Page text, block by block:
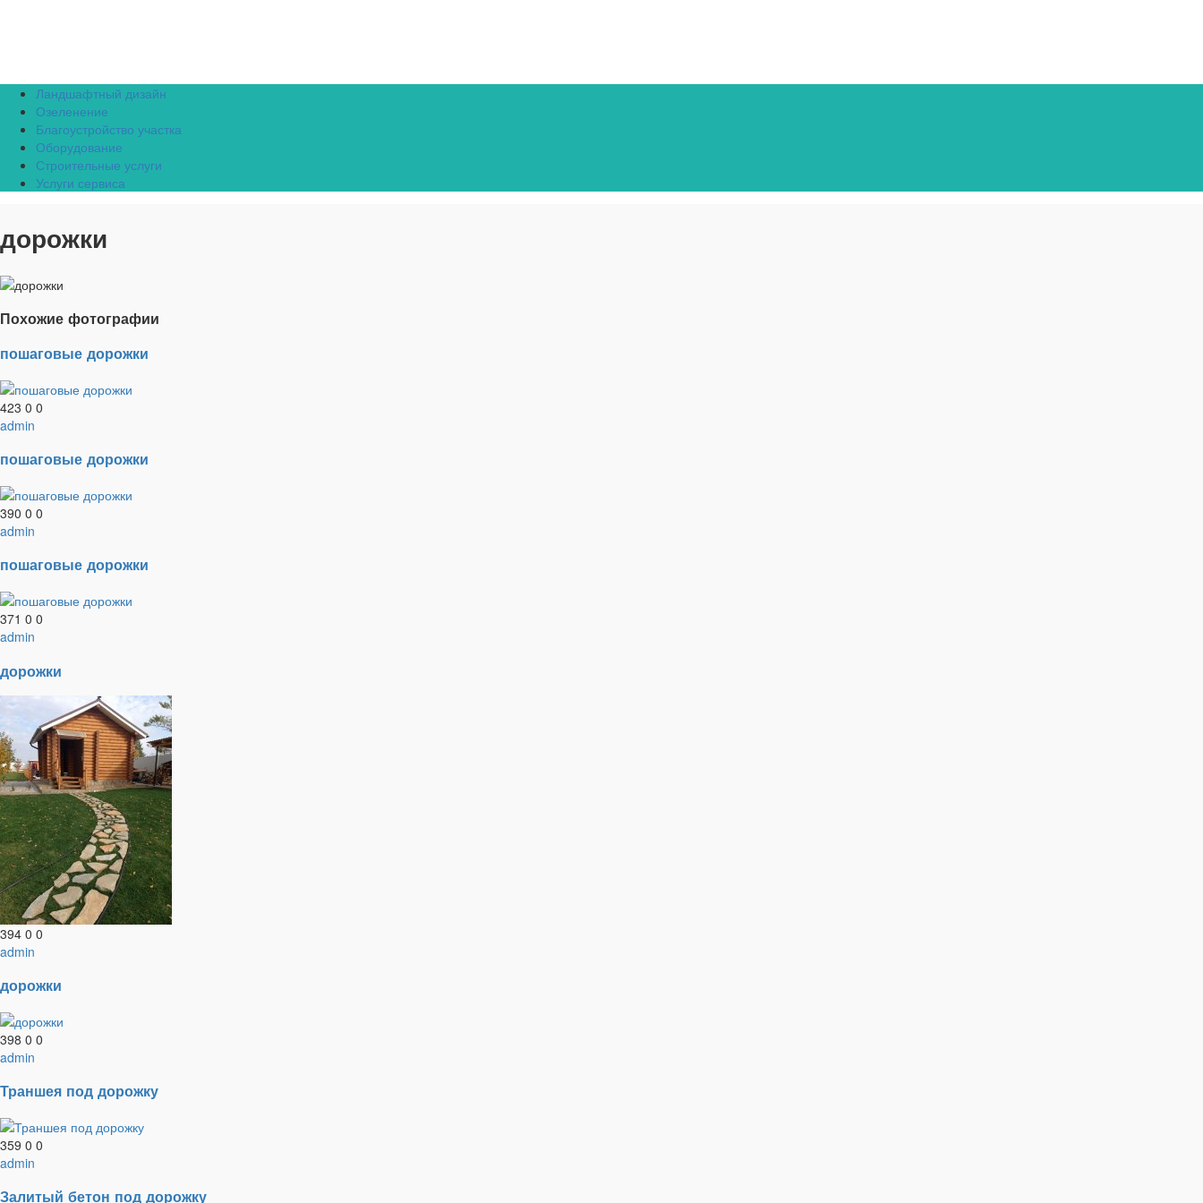
Ландшафтный дизайн
Озеленение
Благоустройство участка
Оборудование
Строительные услуги
Услуги сервиса
дорожки
Похожие фотографии
пошаговые дорожки
423 0 0
admin
пошаговые дорожки
390 0 0
admin
пошаговые дорожки
371 0 0
admin
дорожки
394 0 0
admin
дорожки
398 0 0
admin
Траншея под дорожку
359 0 0
admin
Залитый бетон под дорожку